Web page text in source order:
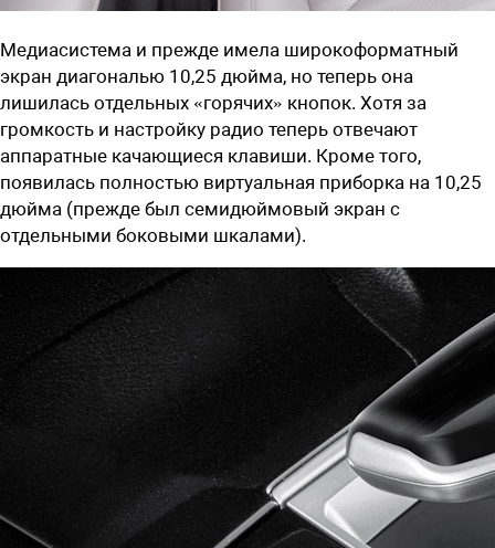
Медиасистема и прежде имела широкоформатный
экран диагональю 10,25 дюйма, но теперь она
лишилась отдельных «горячих» кнопок. Хотя за
громкость и настройку радио теперь отвечают
аппаратные качающиеся клавиши. Кроме того,
появилась полностью виртуальная приборка на 10,25
дюйма (прежде был семидюймовый экран с
отдельными боковыми шкалами).